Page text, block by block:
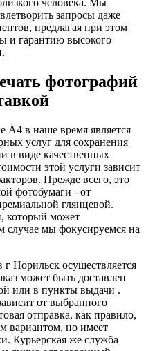
человека. Мы
запросы даже
предлагая при этом
и гарантию высокого
фотографий
А4 в наше время является
услуг для сохранения
в виде качественных
этой услуги зависит
Прежде всего, это
фотобумаги - от
глянцевой.
который может
случае мы фокусируемся на
г Норильск осуществляется
может быть доставлен
или в пункты выдачи .
от выбранного
отправка, как правило,
вариантом, но имеет
Курьерская же служба